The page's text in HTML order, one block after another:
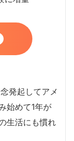
発起してアメ
始めて1年が
生活にも慣れ